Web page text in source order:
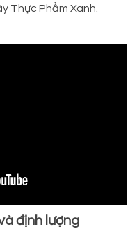
Thực Phẩm Xanh.
định lượng